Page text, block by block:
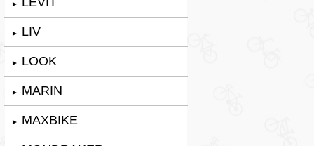
►
► LIV
► LOOK
► MARIN
► MAXBIKE